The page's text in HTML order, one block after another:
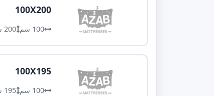
100X200
100 سم 200 سم
100X195
100 سم 195 سم